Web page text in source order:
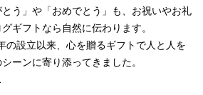
う」や「おめでとう」も、お祝いやお礼
ギフトなら自然に伝わります。
の設立以来、心を贈るギフトで人と人を
ーンに寄り添ってきました。